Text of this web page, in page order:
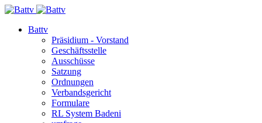
Battv
Präsidium - Vorstand
Geschäftsstelle
Ausschüsse
Satzung
Ordnungen
Verbandsgericht
Formulare
RL System Badeni